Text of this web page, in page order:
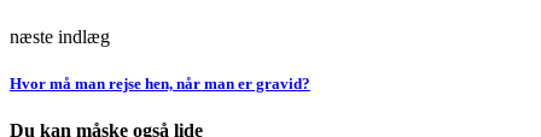
næste indlæg
Hvor må man rejse hen, når man er gravid?
Du kan måske også lide